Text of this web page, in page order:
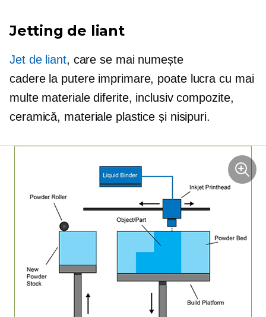
Jetting de liant
Jet de liant, care se mai numește
cadere la putereimprimare, poate lucra cu mai
multe materiale diferite, inclusiv compozite,
ceramică, materiale plastice și nisipuri.